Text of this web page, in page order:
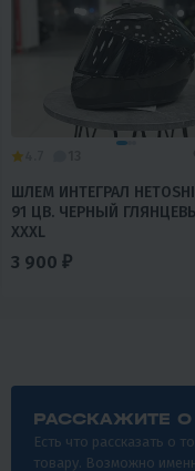
ШЛЕМ ИНТЕГРАЛ HETOSHI
91 ЦВ. ЧЕРНЫЙ
XXXL
3 900 ₽
РАССКАЖИТЕ О
Есть что рассказать о
товару. Возможно